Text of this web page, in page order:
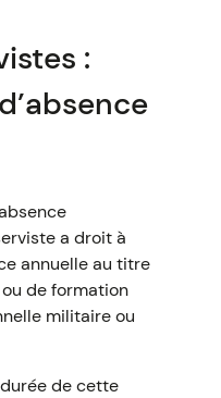
:
a droit à
annuelle au titre
de formation
militaire ou
de cette